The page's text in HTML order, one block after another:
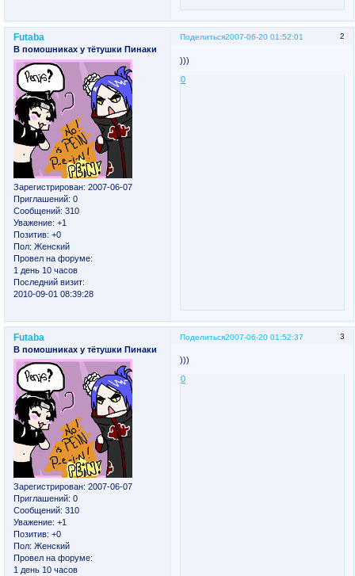
Поделиться 2
2007-06-20 01:52:01
Futaba
В помошниках у тётушки Пинаки
Зарегистрирован: 2007-06-07
Приглашений: 0
Сообщений: 310
Уважение: +1
Позитив: +0
Пол: Женский
Провел на форуме:
1 день 10 часов
Последний визит:
2010-09-01 08:39:28
)))
0
Поделиться 3
2007-06-20 01:52:37
Futaba
В помошниках у тётушки Пинаки
Зарегистрирован: 2007-06-07
Приглашений: 0
Сообщений: 310
Уважение: +1
Позитив: +0
Пол: Женский
Провел на форуме:
1 день 10 часов
)))
0